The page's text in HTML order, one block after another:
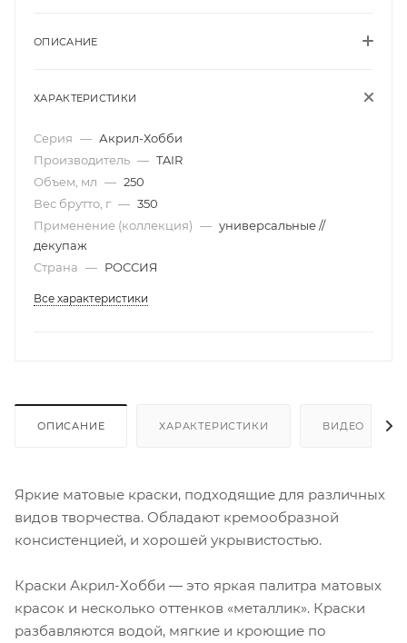
ОПИСАНИЕ
ХАРАКТЕРИСТИКИ
Серия — Акрил-Хобби
Производитель — TAIR
Объем, мл — 250
Вес брутто, г — 350
Применение (коллекция) — универсальные //
декупаж
Страна — РОССИЯ
Все характеристики
ОПИСАНИЕ ХАРАКТЕРИСТИКИ ВИДЕО
Яркие матовые краски, подходящие для различных
видов творчества. Обладают кремообразной
консистенцией, и хорошей укрывистостью.
Краски Акрил-Хобби — это яркая палитра матовых
красок и несколько оттенков «металлик». Краски
разбавляются водой, мягкие и кроющие по